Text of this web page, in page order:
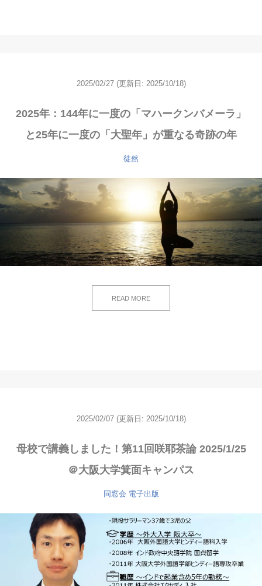
2025/02/27 (更新日: 2025/10/18)
2025年：144年に一度の「マハークンバメーラ」
と25年に一度の「大聖年」が重なる奇跡の年
徒然
READ MORE
2025/02/07 (更新日: 2025/10/18)
母校で講義しました！第11回咲耶茶論 2025/1/25
＠大阪大学箕面キャンパス
同窓会 電子出版